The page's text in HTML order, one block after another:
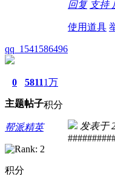
回复 支持
使用道具
qq_1541586496
0
主题
5811
帖子
1万
积分
帮派精英
积分
发表于